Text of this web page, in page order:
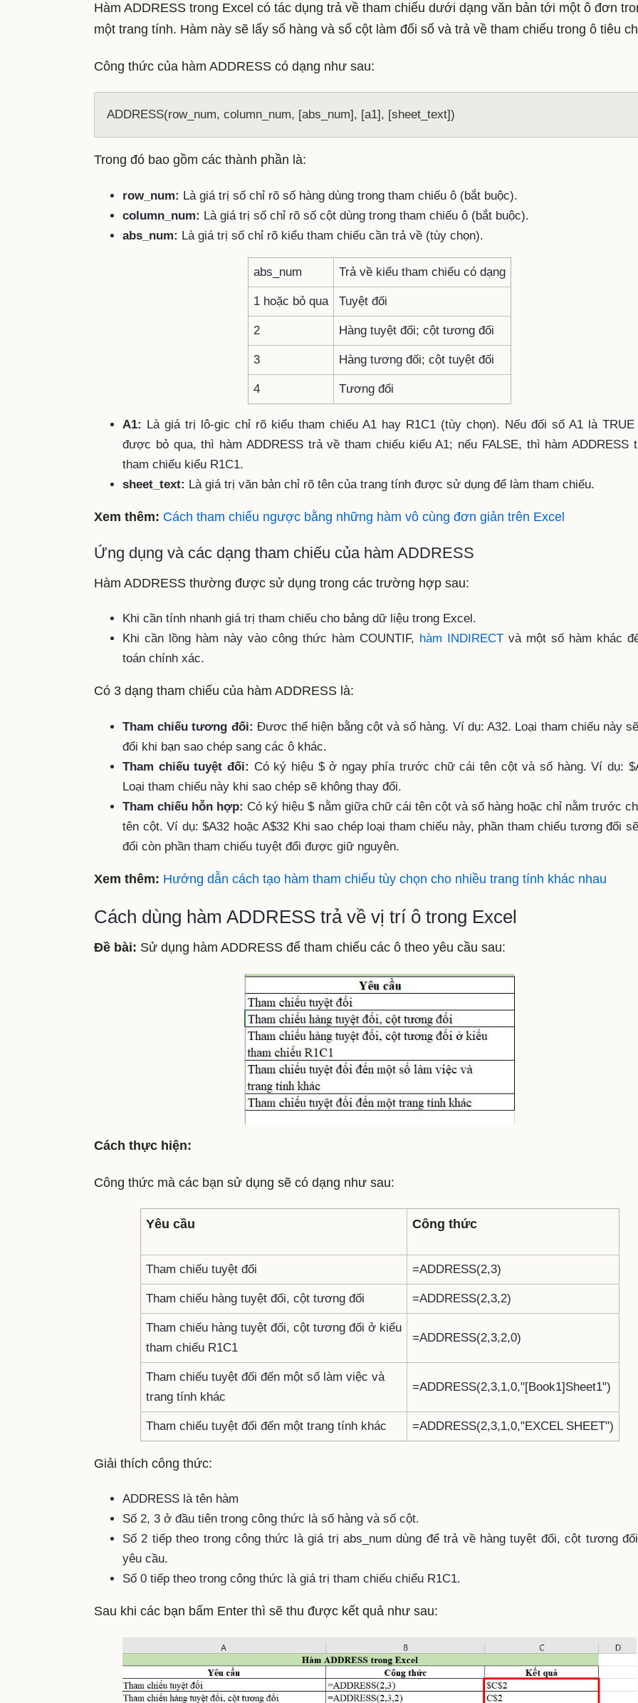
Hàm ADDRESS trong Excel có tác dụng trả về tham chiếu dưới dạng văn bản tới một ô đơn
một trang tính. Hàm này sẽ lấy số hàng và số cột làm đối số và trả về tham chiếu trong ô tiêu
Công thức của hàm ADDRESS có dạng như sau:
ADDRESS(row_num, column_num, [abs_num], [a1], [sheet_text])
Trong đó bao gồm các thành phần là:
row_num: Là giá trị số chỉ rõ số hàng dùng trong tham chiếu ô (bắt buộc).
column_num: Là giá trị số chỉ rõ số cột dùng trong tham chiếu ô (bắt buộc).
abs_num: Là giá trị số chỉ rõ kiểu tham chiếu cần trả về (tùy chọn).
abs_num Trả về kiểu tham chiếu có dạng
1 hoặc bỏ qua Tuyệt đối
2 Hàng tuyệt đối; cột tương đối
3 Hàng tương đối; cột tuyệt đối
4 Tương đối
A1:
Là giá trị lô-gic chỉ rõ kiểu tham chiếu A1 hay R1C1 (tùy chọn). Nếu đối số A1 là TRUE
được bỏ qua, thì hàm ADDRESS trả về tham chiếu kiểu A1; nếu FALSE, thì hàm ADDRESS
tham chiếu kiểu R1C1.
sheet_text: Là giá trị văn bản chỉ rõ tên của trang tính được sử dụng để làm tham chiếu.
Xem thêm: Cách tham chiếu ngược bằng những hàm vô cùng đơn giản trên Excel
Ứng dụng và các dạng tham chiếu của hàm ADDRESS
Hàm ADDRESS thường được sử dụng trong các trường hợp sau:
Khi cần tính nhanh giá trị tham chiếu cho bảng dữ liệu trong Excel.
Khi cần lồng hàm này vào công thức hàm COUNTIF, hàm INDIRECT và một số hàm khác
toán chính xác.
Có 3 dạng tham chiếu của hàm ADDRESS là:
Tham chiếu tương đối: Đươc thể hiện bằng cột và số hàng. Ví dụ: A32. Loại tham chiếu này
đổi khi bạn sao chép sang các ô khác.
Tham chiếu tuyệt đối: Có ký hiệu $ ở ngay phía trước chữ cái tên cột và số hàng. Ví dụ:
Loại tham chiếu này khi sao chép sẽ không thay đổi.
Tham chiếu hỗn hợp: Có ký hiệu $ nằm giữa chữ cái tên cột và số hàng hoặc chỉ nằm trước
tên cột. Ví dụ: $A32 hoặc A$32 Khi sao chép loại tham chiếu này, phần tham chiếu tương đối
đổi còn phần tham chiếu tuyệt đổi được giữ nguyên.
Xem thêm: Hướng dẫn cách tạo hàm tham chiếu tùy chọn cho nhiều trang tính khác nhau
Cách dùng hàm ADDRESS trả về vị trí ô trong Excel
Đề bài: Sử dụng hàm ADDRESS để tham chiếu các ô theo yêu cầu sau:
Cách thực hiện:
Công thức mà các bạn sử dụng sẽ có dạng như sau:
Yêu cầu Công thức
Tham chiếu tuyệt đối =ADDRESS(2,3)
Tham chiếu hàng tuyệt đối, cột tương đối =ADDRESS(2,3,2)
Tham chiếu hàng tuyệt đối, cột tương đối ở kiểu
tham chiếu R1C1
=ADDRESS(2,3,2,0)
Tham chiếu tuyệt đối đến một số làm việc và
trang tính khác
=ADDRESS(2,3,1,0,"[Book1]Sheet1")
Tham chiếu tuyệt đối đến một trang tính khác =ADDRESS(2,3,1,0,"EXCEL SHEET")
Giải thích công thức:
ADDRESS là tên hàm
Số 2, 3 ở đầu tiên trong công thức là số hàng và số cột.
Số 2 tiếp theo trong công thức là giá trị abs_num dùng để trả về hàng tuyệt đối, cột tương
yêu cầu.
Số 0 tiếp theo trong công thức là giá trị tham chiếu chiểu R1C1.
Sau khi các bạn bấm Enter thì sẽ thu được kết quả như sau: